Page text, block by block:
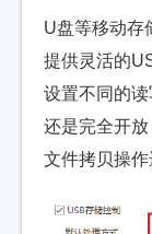
U盘等移动存
提供灵活的
设置不同的
还是完全开
文件拷贝操作